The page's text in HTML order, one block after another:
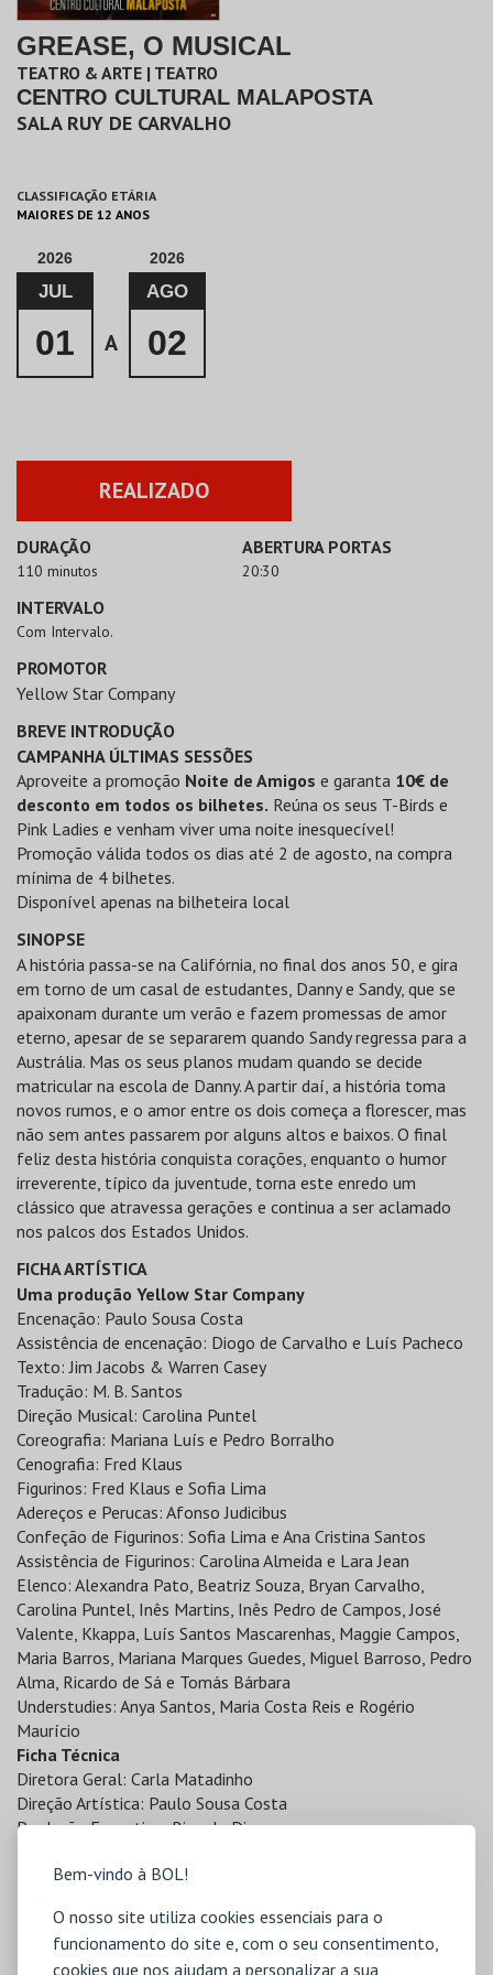
Bem-vindo à BOL!
O nosso site utiliza cookies essenciais para o
funcionamento do site e, com o seu consentimento,
cookies que nos ajudam a personalizar a sua
GREASE, O MUSICAL
TEATRO & ARTE | TEATRO
CENTRO CULTURAL MALAPOSTA
SALA RUY DE CARVALHO
CLASSIFICAÇÃO ETÁRIA
MAIORES DE 12 ANOS
2026
JUL
01 A
2026
AGO
02
REALIZADO
DURAÇÃO
110 minutos
ABERTURA PORTAS
20:30
INTERVALO
Com Intervalo.
PROMOTOR
Yellow Star Company
BREVE INTRODUÇÃO
CAMPANHA ÚLTIMAS SESSÕES
Aproveite a promoção Noite de Amigos e garanta 10€ de
desconto em todos os bilhetes. Reúna os seus T-Birds e
Pink Ladies e venham viver uma noite inesquecível!
Promoção válida todos os dias até 2 de agosto, na compra
mínima de 4 bilhetes.
Disponível apenas na bilheteira local
SINOPSE
A história passa-se na Califórnia, no final dos anos 50, e gira
em torno de um casal de estudantes, Danny e Sandy, que se
apaixonam durante um verão e fazem promessas de amor
eterno, apesar de se separarem quando Sandy regressa para a
Austrália. Mas os seus planos mudam quando se decide
matricular na escola de Danny. A partir daí, a história toma
novos rumos, e o amor entre os dois começa a florescer, mas
não sem antes passarem por alguns altos e baixos. O final
feliz desta história conquista corações, enquanto o humor
irreverente, típico da juventude, torna este enredo um
clássico que atravessa gerações e continua a ser aclamado
nos palcos dos Estados Unidos.
FICHA ARTÍSTICA
Uma produção Yellow Star Company
Encenação: Paulo Sousa Costa
Assistência de encenação: Diogo de Carvalho e Luís Pacheco
Texto: Jim Jacobs & Warren Casey
Tradução: M. B. Santos
Direção Musical: Carolina Puntel
Coreografia: Mariana Luís e Pedro Borralho
Cenografia: Fred Klaus
Figurinos: Fred Klaus e Sofia Lima
Adereços e Perucas: Afonso Judicibus
Confeção de Figurinos: Sofia Lima e Ana Cristina Santos
Assistência de Figurinos: Carolina Almeida e Lara Jean
Elenco: Alexandra Pato, Beatriz Souza, Bryan Carvalho,
Carolina Puntel, Inês Martins, Inês Pedro de Campos, José
Valente, Kkappa, Luís Santos Mascarenhas, Maggie Campos,
Maria Barros, Mariana Marques Guedes, Miguel Barroso, Pedro
Alma, Ricardo de Sá e Tomás Bárbara
Understudies: Anya Santos, Maria Costa Reis e Rogério
Maurício
Ficha Técnica
Diretora Geral: Carla Matadinho
Direção Artística: Paulo Sousa Costa
Produção Executiva: Ricardo Dias
Direção Técnica e Desenho de Luz: João Almeida
Lavadinho
Técnicos de Som: Caio Jesus, Fernando Lopes, Fred Castro e